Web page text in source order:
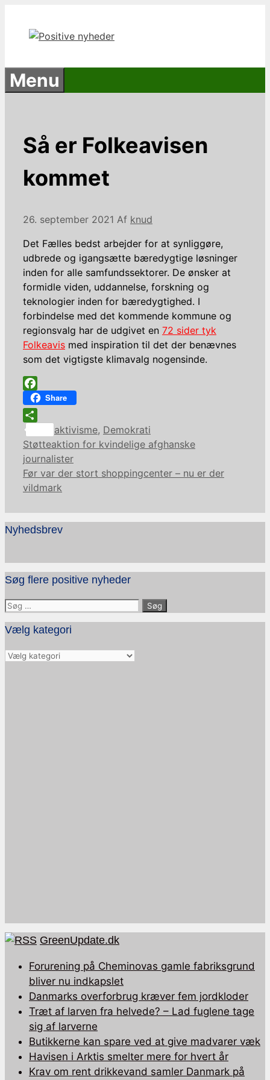
indhold
Menu
Så er Folkeavisen
kommet
26. september 2021 Af knud
Det Fælles bedst arbejder for at synliggøre,
udbrede og igangsætte bæredygtige løsninger
inden for alle samfundssektorer. De ønsker at
formidle viden, uddannelse, forskning og
teknologier inden for bæredygtighed. I
forbindelse med det kommende kommune og
regionsvalg har de udgivet en 72 sider tyk
Folkeavis med inspiration til det der benævnes
som det vigtigste klimavalg nogensinde.
Facebook
Share
Share
Kategorier
aktivisme, Demokrati
Støtteaktion for kvindelige afghanske
journalister
Før var der stort shoppingcenter – nu er der
vildmark
Nyhedsbrev
Søg flere positive nyheder
Søg
efter:
Vælg kategori
Vælg
GreenUpdate.dk
Forurening på Cheminovas gamle fabriksgrund
bliver nu indkapslet
Danmarks overforbrug kræver fem jordkloder
Træt af larven fra helvede? – Lad fuglene tage
sig af larverne
Butikkerne kan spare ved at give madvarer væk
Havisen i Arktis smelter mere for hvert år
Krav om rent drikkevand samler Danmark på